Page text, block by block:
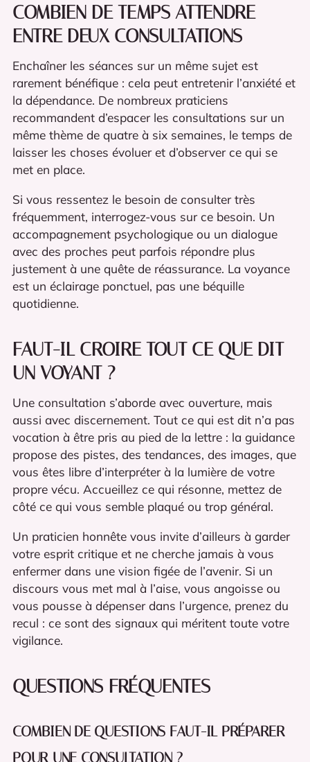
COMBIEN DE TEMPS ATTENDRE
ENTRE DEUX CONSULTATIONS
Enchaîner les séances sur un même sujet est
rarement bénéfique : cela peut entretenir l’anxiété et
la dépendance. De nombreux praticiens
recommandent d’espacer les consultations sur un
même thème de quatre à six semaines, le temps de
laisser les choses évoluer et d’observer ce qui se
met en place.
Si vous ressentez le besoin de consulter très
fréquemment, interrogez-vous sur ce besoin. Un
accompagnement psychologique ou un dialogue
avec des proches peut parfois répondre plus
justement à une quête de réassurance. La voyance
est un éclairage ponctuel, pas une béquille
quotidienne.
FAUT-IL CROIRE TOUT CE QUE DIT
UN VOYANT ?
Une consultation s’aborde avec ouverture, mais
aussi avec discernement. Tout ce qui est dit n’a pas
vocation à être pris au pied de la lettre : la guidance
propose des pistes, des tendances, des images, que
vous êtes libre d’interpréter à la lumière de votre
propre vécu. Accueillez ce qui résonne, mettez de
côté ce qui vous semble plaqué ou trop général.
Un praticien honnête vous invite d’ailleurs à garder
votre esprit critique et ne cherche jamais à vous
enfermer dans une vision figée de l’avenir. Si un
discours vous met mal à l’aise, vous angoisse ou
vous pousse à dépenser dans l’urgence, prenez du
recul : ce sont des signaux qui méritent toute votre
vigilance.
QUESTIONS FRÉQUENTES
COMBIEN DE QUESTIONS FAUT-IL PRÉPARER
POUR UNE CONSULTATION ?